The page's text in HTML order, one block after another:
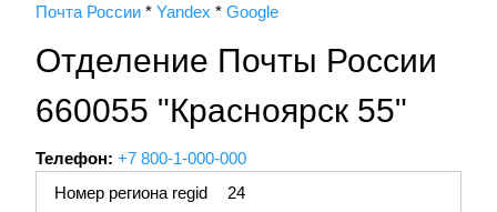
Почта России * Yandex * Google
Отделение Почты России
660055 "Красноярск 55"
Телефон: +7 800-1-000-000
Номер региона regid
24